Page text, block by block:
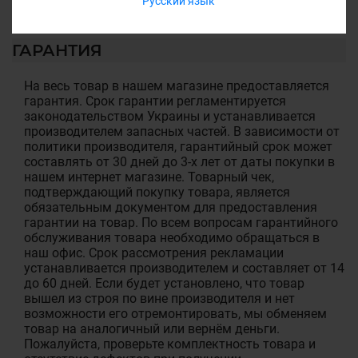
ГАРАНТИЯ
На весь товар в нашем магазине предоставляется
гарантия. Срок гарантии регламентируется
законодательством Украины и устанавливается
производителем запасных частей. В зависимости от
политики производителя, гарантийный срок может
составлять от 30 дней до 3-х лет от даты покупки в
нашем интернет магазине. Товарный чек,
подтверждающий покупку товара, является
обязательным документом для предоставления
гарантии на товар. По всем вопросам гарантийного
обслуживания товара необходимо обращаться в
наш офис. Срок рассмотрения рекламации
устанавливается производителем и составляет от 14
до 60 дней. Если будет установлено, что товар
вышел из строя по вине производителя и нет
возможности его отремонтировать, мы обменяем
товар на аналогичный или вернём деньги.
Пожалуйста, проверьте комплектность товара и